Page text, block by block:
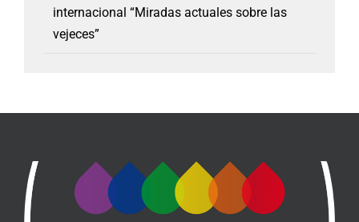
internacional “Miradas actuales sobre las
vejeces”